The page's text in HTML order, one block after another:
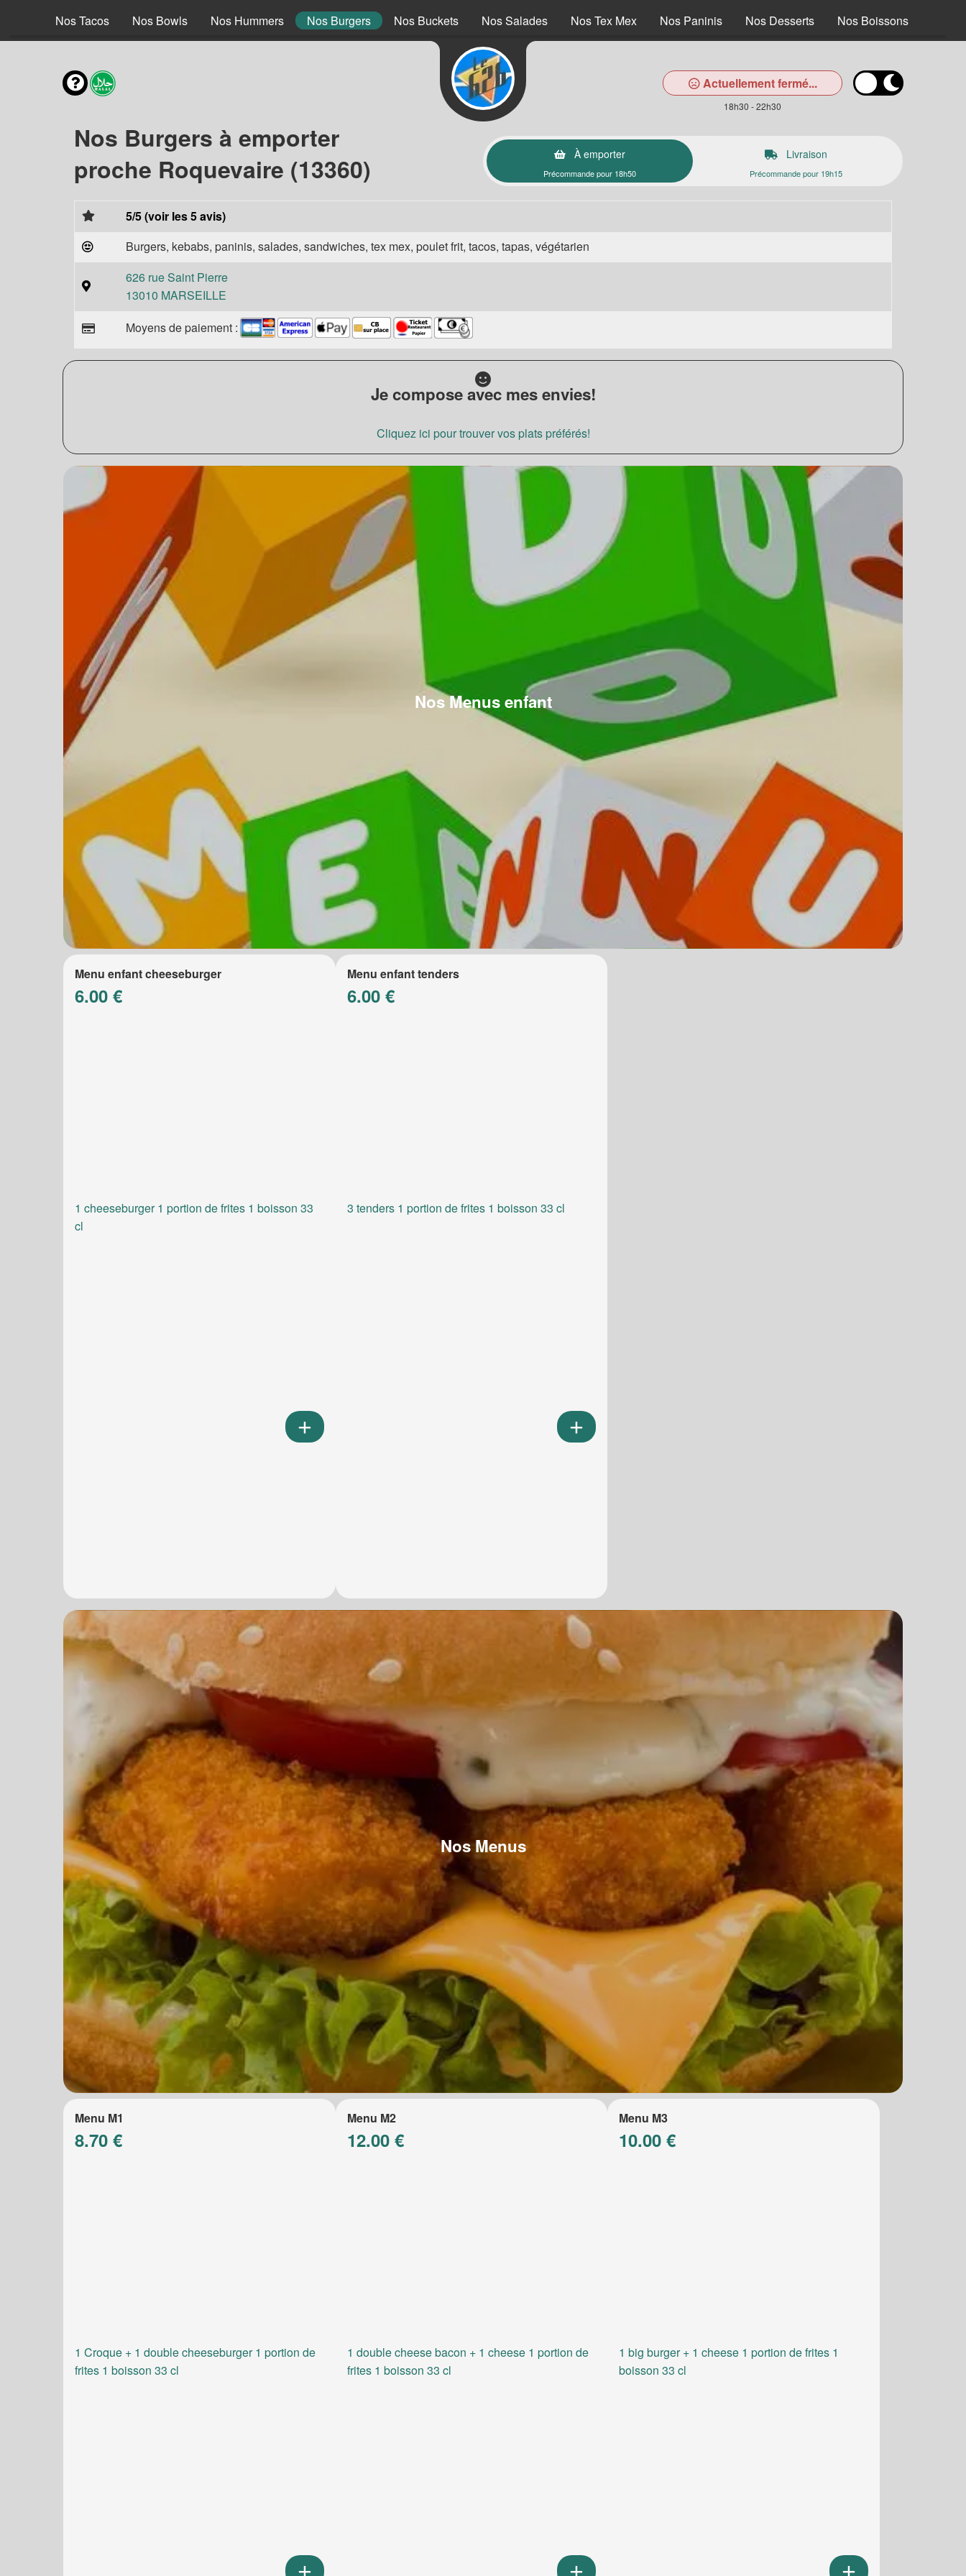
Nos Tacos Nos Bowls Nos Hummers Nos Burgers Nos Buckets Nos Salades Nos Tex Mex Nos Paninis Nos Desserts Nos Boissons
Actuellement fermé...
18h30 - 22h30
Nos Burgers à emporter
proche Roquevaire (13360)
À emporter
Précommande pour 18h50
Livraison
Précommande pour 19h15
5/5 (voir les 5 avis)
Burgers, kebabs, paninis, salades, sandwiches, tex mex, poulet frit, tacos, tapas, végétarien
626 rue Saint Pierre
13010 MARSEILLE
Moyens de paiement :
Je compose avec mes envies!
Cliquez ici pour trouver vos plats préférés!
Nos Menus enfant
Menu enfant cheeseburger
6.00 €
1 cheeseburger 1 portion de frites 1 boisson 33
cl
Menu enfant tenders
6.00 €
3 tenders 1 portion de frites 1 boisson 33 cl
Nos Menus
Menu M1
8.70 €
1 Croque + 1 double cheeseburger 1 portion de
frites 1 boisson 33 cl
Menu M2
12.00 €
1 double cheese bacon + 1 cheese 1 portion de
frites 1 boisson 33 cl
Menu M3
10.00 €
1 big burger + 1 cheese 1 portion de frites 1
boisson 33 cl